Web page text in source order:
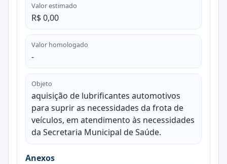
Valor estimado
R$ 0,00
Valor homologado
-
Objeto
aquisição de lubrificantes automotivos
para suprir as necessidades da frota de
veículos, em atendimento às necessidades
da Secretaria Municipal de Saúde.
Anexos